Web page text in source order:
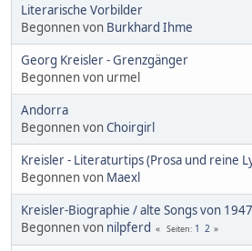
Literarische Vorbilder
Begonnen von Burkhard Ihme
Georg Kreisler - Grenzgänger
Begonnen von urmel
Andorra
Begonnen vonChoirgirl
Kreisler - Literaturtips (Prosa und reine
Begonnen von Maexl
Kreisler-Biographie / alte Songs von 1947
Begonnen von nilpferd Seiten 1 2